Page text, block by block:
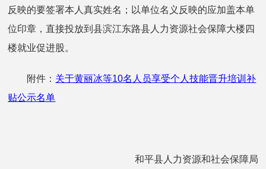
反映的要签署本人真实姓名；以单位名义反映的应加盖本单
位印章，直接投放到县滨江东路县人力资源社会保障大楼四
楼就业促进股。
附件： 关于黄丽冰等10名人员享受个人技能晋升培训补
贴公示名单
和平县人力资源和社会保障局